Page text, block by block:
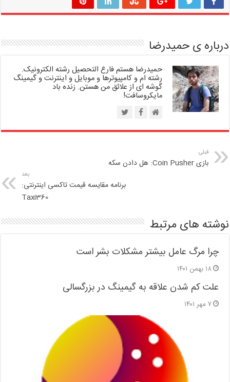
درباره ی حمیدرضا
حمیدرضا هستم فارغ التحصیل رشته الکترونیک.
رشته ام و کامپیوترها و موبایل و اینترنت و گیمینگ
گوشه ای از علائق من هستن. زنده باد
مایکروسافت!
قبلی
بازی Coin Pusher: هل دادن سکه
بعد
برنامه مقایسه قیمت تاکسی اینترنتی:
Taxi360
نوشته های مرتبط
چرا مرگ عامل بیشتر مشکلات بشر است
۱۸ بهمن ۱۴۰۱
علت کم شدن علاقه به گیمینگ در بزرگسالی
۷ مهر ۱۴۰۱